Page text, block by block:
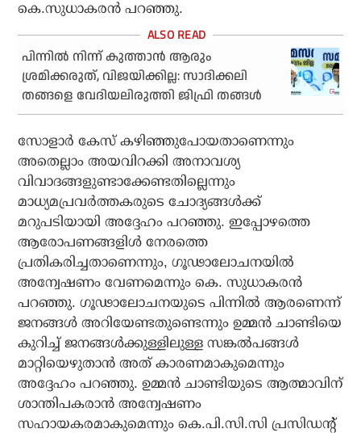
കെ.സുധാകരന്‍ പറഞ്ഞു.
പിന്നില്‍ നിന്ന് കുത്താന്‍ ആരും
ശ്രമിക്കരുത്, വിജയിക്കില്ല: സാദിക്കലി
തങ്ങളെ വേദിയലിരുത്തി ജിഫ്രി തങ്ങള്‍
സോളാര്‍ കേസ് കഴിഞ്ഞുപോയതാണെന്നും
അതെല്ലാം അയവിറക്കി അനാവശ്യ
വിവാദങ്ങളുണ്ടാക്കേണ്ടതില്ലെന്നും
മാധ്യമപ്രവര്‍ത്തകരുടെ ചോദ്യങ്ങള്‍ക്ക്
മറുപടിയായി അദ്ദേഹം പറഞ്ഞു. ഇപ്പോഴത്തെ
ആരോപണങ്ങളിള്‍ നേരത്തെ
പ്രതികരിച്ചതാണെന്നും, ഗൂഢാലോചനയില്‍
അന്വേഷണം വേണമെന്നും കെ. സുധാകരന്‍
പറഞ്ഞു. ഗൂഢാലോചനയുടെ പിന്നില്‍ ആരണെന്ന്
ജനങ്ങള്‍ അറിയേണ്ടതുണ്ടെന്നും ഉമ്മന്‍ ചാണ്ടിയെ
കുറിച്ച് ജനങ്ങള്‍ക്കുള്ളിലുള്ള സങ്കല്‍പങ്ങള്‍
മാറ്റിയെഴുതാന്‍ അത് കാരണമാകുമെന്നും
അദ്ദേഹം പറഞ്ഞു. ഉമ്മന്‍ ചാണ്ടിയുടെ ആത്മാവിന്
ശാന്തിപകരാന്‍ അന്വേഷണം
സഹായകരമാകുമെന്നും കെ.പി.സി.സി പ്രസിഡന്റ്